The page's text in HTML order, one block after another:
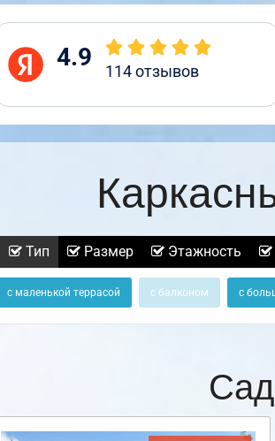
4.9 114отзывов
Тип Размер Этажность
с маленькой террасой с балконом с